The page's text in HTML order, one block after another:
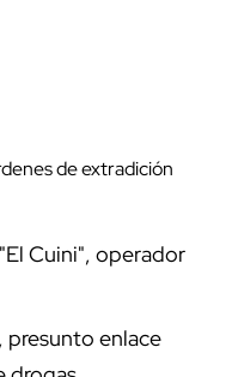
de extradición
Cuini", operador
presunto enlace